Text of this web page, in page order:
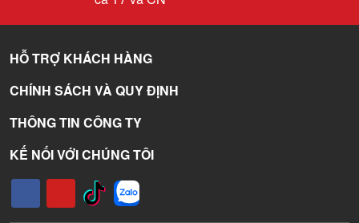
HỖ TRỢ KHÁCH HÀNG
CHÍNH SÁCH VÀ QUY ĐỊNH
THÔNG TIN CÔNG TY
KẾ NỐI VỚI CHÚNG TÔI